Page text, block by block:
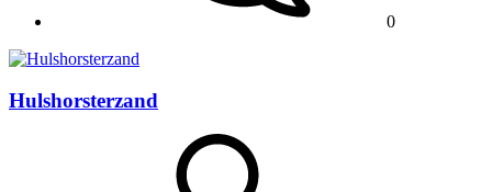
0
Hulshorsterzand